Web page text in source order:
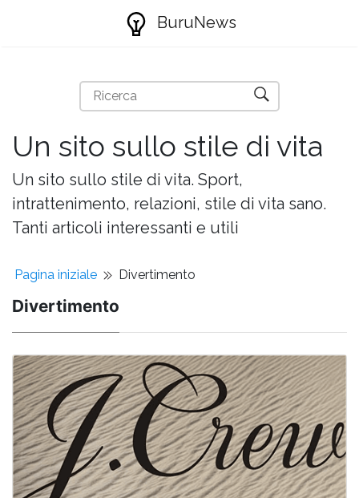
BuruNews
Un sito sullo stile di vita
Un sito sullo stile di vita. Sport,
intrattenimento, relazioni, stile di vita sano.
Tanti articoli interessanti e utili
Pagina iniziale Divertimento
Divertimento